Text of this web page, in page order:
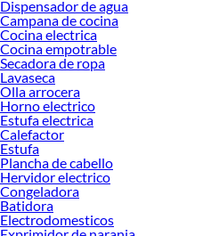
Sabemos que la calidad, confianza y
momento de decidir qué modelo
oferta de marcas prestigiosas y
manera, inviertes en durabilidad,
garantizada.
Dispensador de agua
Campana de cocina
Cocina electrica
Cocina empotrable
Secadora de ropa
Lavaseca
Olla arrocera
Horno electrico
Estufa electrica
Calefactor
Estufa
Plancha de cabello
Hervidor electrico
Congeladora
Batidora
Electrodomesticos